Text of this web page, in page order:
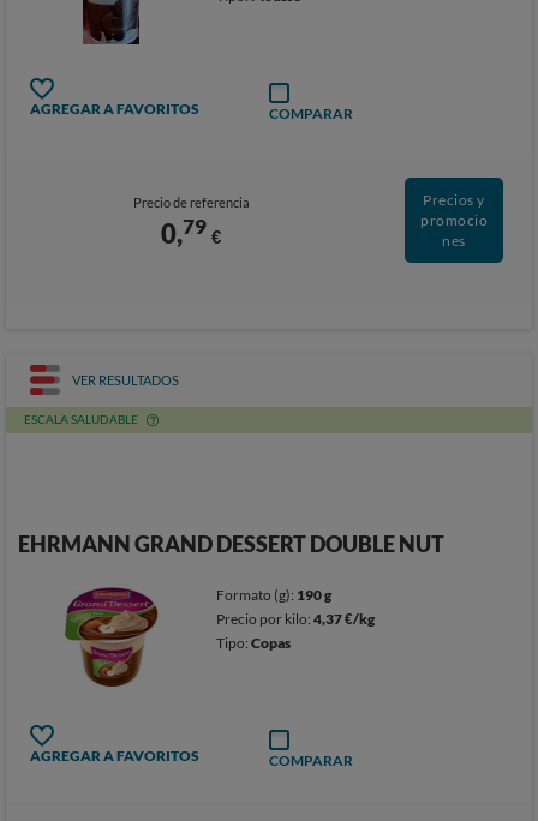
AGREGAR A FAVORITOS COMPARAR
Precio de referencia
0,79 €
Precios y
promocio
nes
VER RESULTADOS
ESCALA SALUDABLE
EHRMANN GRAND DESSERT DOUBLE NUT
Formato (g): 190 g
Precio por kilo:4,37 €/kg
Tipo:Copas
AGREGAR A FAVORITOS COMPARAR